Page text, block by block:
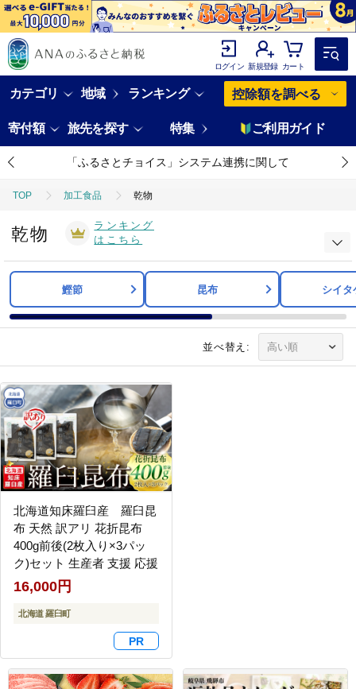
ログイン 新規登録 カート
カテゴリ 地域 ランキング 控除額を調べる
寄付額 旅先を探す 特集 ご利用ガイド
「ふるさとチョイス」システム連携に関して
TOP 加工食品 乾物
乾物
ランキング
はこちら
鰹節 昆布 シイタ
並べ替え:
北海道知床羅臼産 羅臼昆
布 天然 訳アリ 花折昆布
400g前後(2枚入り×3パッ
ク)セット 生産者 支援 応援
16,000円
北海道 羅臼町